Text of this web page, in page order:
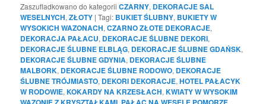
Zaszufladkowano do kategorii CZARNY, DEKORACJE SAL
WESELNYCH,ZŁOTY |Tagi: BUKIET ŚLUBNY, BUKIETY W
WYSOKICH WAZONACH,CZARNO ZŁOTE DEKORACJE,
DEKORACJA PAŁACU, DEKORACJE ŚLUBNE DEKORI,
DEKORACJE ŚLUBNE ELBLĄG, DEKORACJE ŚLUBNE GDAŃSK,
DEKORACJE ŚLUBNE GDYNIA, DEKORACJE ŚLUBNE
MALBORK, DEKORACJE ŚLUBNE RODOWO, DEKORACJE
ŚLUBNE TRÓJMIASTO, DEKORI DEKORACJE,HOTEL PAŁACYK
W RODOWIE,KOKARDY NA KRZESŁACH,KWIATY W WYSOKIM
, ,